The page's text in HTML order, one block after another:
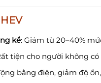
kể: Giảm từ 20–40%
tiện cho người không
bằng điện, giảm độ